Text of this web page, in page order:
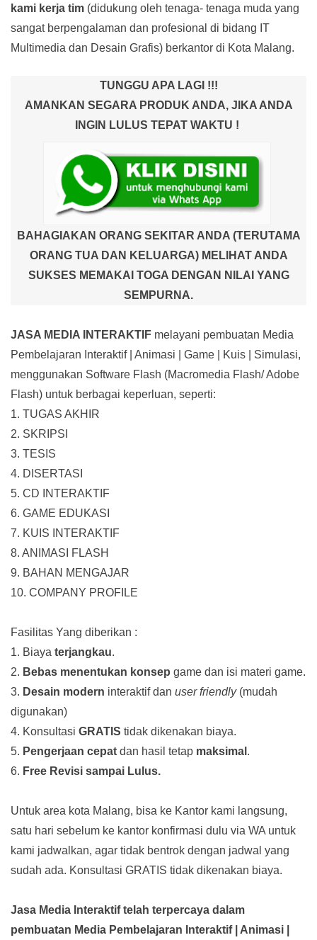
kami kerja tim (didukung oleh tenaga- tenaga muda yang
sangat berpengalaman dan profesional di bidang IT
Multimedia dan Desain Grafis) berkantor di Kota Malang.
TUNGGU APA LAGI !!!
AMANKAN SEGARA PRODUK ANDA, JIKA ANDA
INGIN LULUS TEPAT WAKTU !
BAHAGIAKAN ORANG SEKITAR ANDA (TERUTAMA
ORANG TUA DAN KELUARGA) MELIHAT ANDA
SUKSES MEMAKAI TOGA DENGAN NILAI YANG
SEMPURNA.
JASA MEDIA INTERAKTIF melayani pembuatan Media
Pembelajaran Interaktif| Animasi | Game | Kuis | Simulasi,
menggunakan Software Flash (Macromedia Flash/ Adobe
Flash) untuk berbagai keperluan, seperti:
1. TUGAS AKHIR
2. SKRIPSI
3. TESIS
4. DISERTASI
5. CD INTERAKTIF
6. GAME EDUKASI
7. KUIS INTERAKTIF
8. ANIMASI FLASH
9. BAHAN MENGAJAR
10. COMPANY PROFILE
Fasilitas Yang diberikan :
1. Biaya terjangkau.
2. Bebas menentukan konsep game dan isi materi game.
3. Desain modern interaktif dan user friendly(mudah
digunakan)
4. Konsultasi GRATIS tidak dikenakan biaya.
5. Pengerjaan cepat dan hasil tetap maksimal .
6. Free Revisi sampai Lulus.
Untuk area kota Malang, bisa ke Kantor kami langsung,
satu hari sebelum ke kantor konfirmasi dulu via WA untuk
kami jadwalkan, agar tidak bentrok dengan jadwal yang
sudah ada. Konsultasi GRATIS tidak dikenakan biaya.
Jasa Media Interaktif telah terpercaya dalam
pembuatan Media Pembelajaran Interaktif| Animasi |